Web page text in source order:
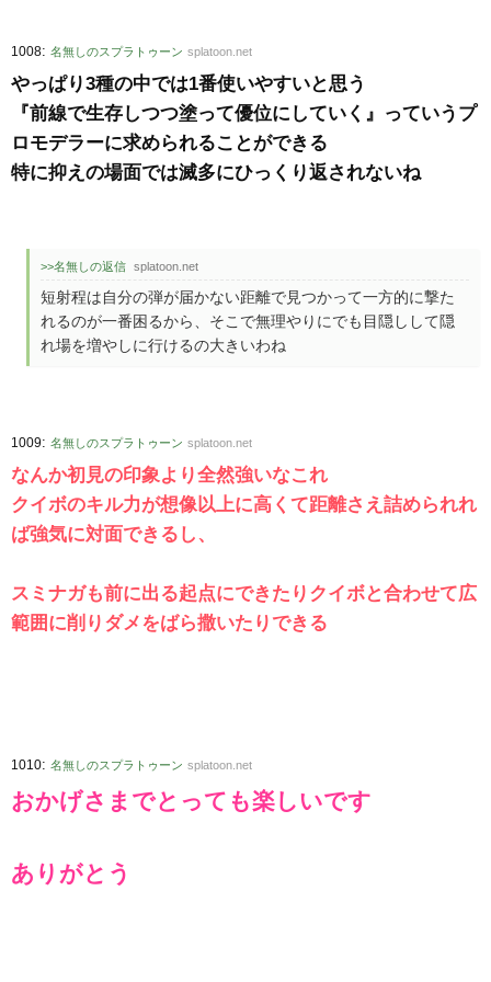
1008: 名無しのスプラトゥーン splatoon.net
やっぱり3種の中では1番使いやすいと思う
『前線で生存しつつ塗って優位にしていく』っていうプ
ロモデラーに求められることができる
特に抑えの場面では滅多にひっくり返されないね
>>名無しの返信 splatoon.net
短射程は自分の弾が届かない距離で見つかって一方的に撃た
れるのが一番困るから、そこで無理やりにでも目隠しして隠
れ場を増やしに行けるの大きいわね
1009: 名無しのスプラトゥーン splatoon.net
なんか初見の印象より全然強いなこれ
クイボのキル力が想像以上に高くて距離さえ詰められれ
ば強気に対面できるし、
スミナガも前に出る起点にできたりクイボと合わせて広
範囲に削りダメをばら撒いたりできる
1010: 名無しのスプラトゥーン splatoon.net
おかげさまでとっても楽しいです
ありがとう